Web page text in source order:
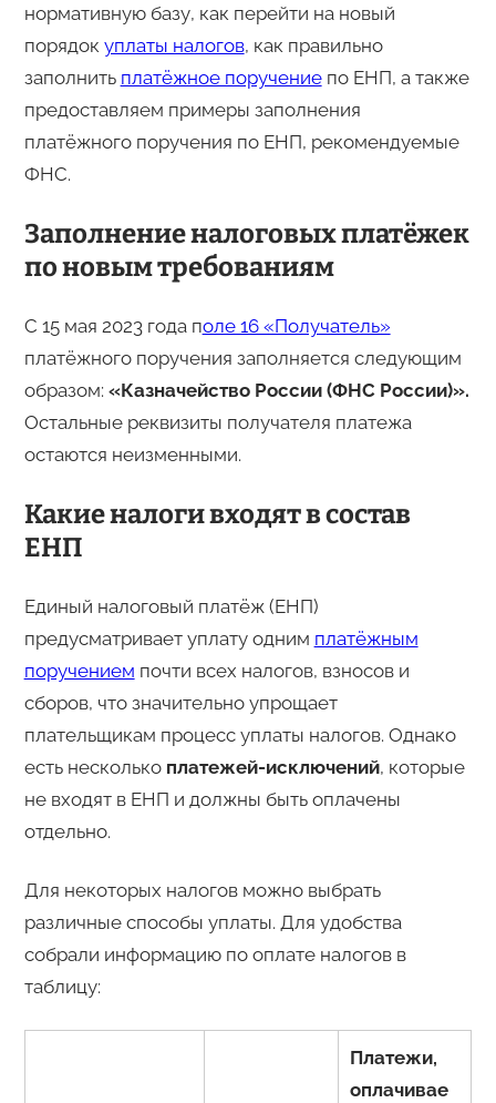
нормативную базу, как перейти на новый
порядок уплаты налогов, как правильно
заполнить платёжное поручениепо ЕНП, а также
предоставляем примеры заполнения
платёжного поручения по ЕНП, рекомендуемые
ФНС.
Заполнение налоговых платёжек
по новым требованиям
С 15 мая 2023 года поле 16 «Получатель»
платёжного поручения заполняется следующим
образом: «Казначейство России (ФНС России)».
Остальные реквизиты получателя платежа
остаются неизменными.
Какие налоги входят в состав
ЕНП
Единый налоговый платёж (ЕНП)
предусматривает уплату одним платёжным
поручением почти всех налогов, взносов и
сборов, что значительно упрощает
плательщикам процесс уплаты налогов. Однако
есть несколько платежей-исключений, которые
не входят в ЕНП и должны быть оплачены
отдельно.
Для некоторых налогов можно выбрать
различные способы уплаты. Для удобства
собрали информацию по оплате налогов в
таблицу:
Платежи,
оплачивае